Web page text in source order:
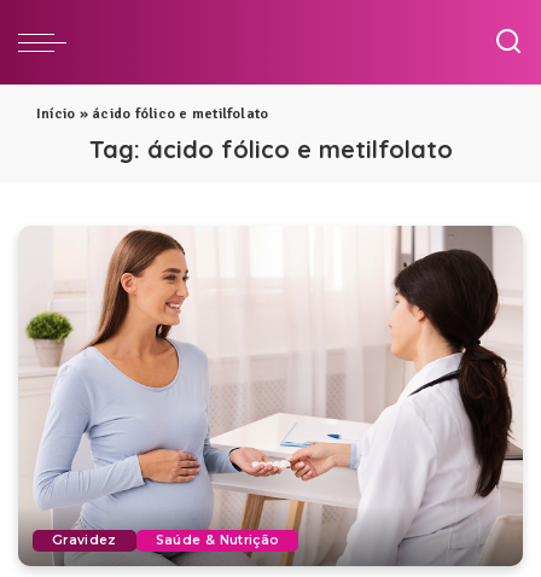
Início » ácido fólico e metilfolato
Tag: ácido fólico e metilfolato
Gravidez Saúde & Nutrição